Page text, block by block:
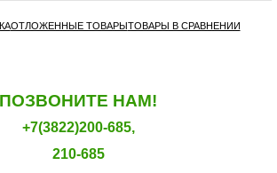
ОТЛОЖЕННЫЕ ТОВАРЫТОВАРЫ В СРАВНЕНИИ
ПОЗВОНИТЕ НАМ!
+7(3822)200-685,
210-685